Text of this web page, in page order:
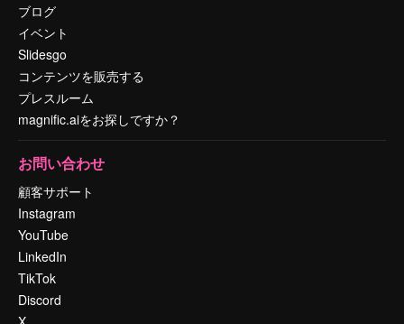
ブログ
イベント
Slidesgo
コンテンツを販売する
プレスルーム
magnific.aiをお探しですか？
お問い合わせ
顧客サポート
Instagram
YouTube
LinkedIn
TikTok
Discord